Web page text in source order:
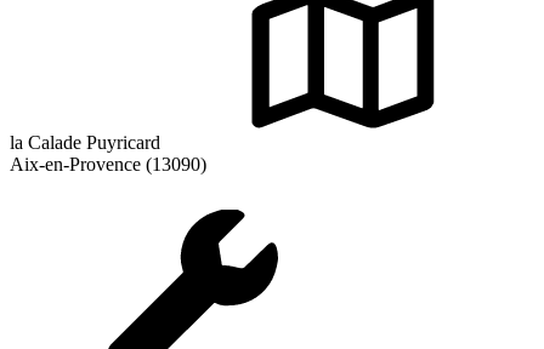
la Calade Puyricard
Aix-en-Provence (13090)